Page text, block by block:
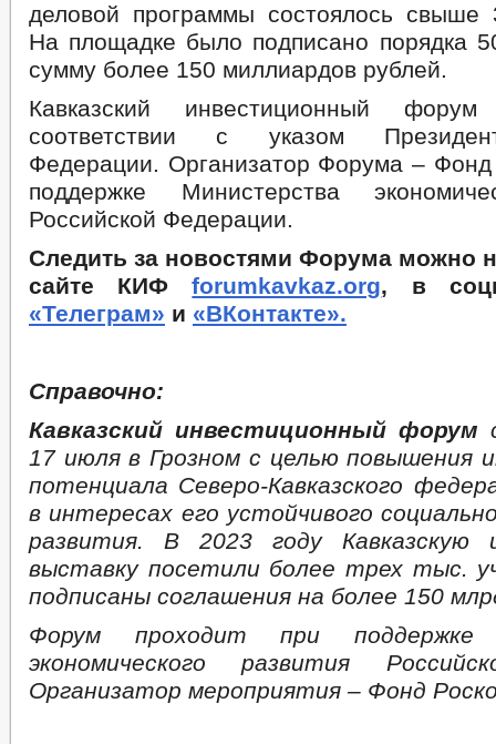
деловой программы состоялось свыше
На площадке было подписано порядка
сумму более 150 миллиардов рублей.
Кавказский инвестиционный
соответствии с указом
Федерации. Организатор Форума – Фонд
поддержке Министерства
Российской Федерации.
Следить за новостями Форума можно
сайте КИФforumkavkaz.org, в
«Телеграм» и «ВКонтакте».
Справочно:
Кавказский инвестиционный форум
17 июля в Грозном с целью повышения
потенциала Северо-Кавказского
в интересах его устойчивого
развития. В 2023 году Кавказскую
выставку посетили более трех тыс.
подписаны соглашения на более 150
Форум проходит при поддержке
экономического развития
Организатор мероприятия – Фонд